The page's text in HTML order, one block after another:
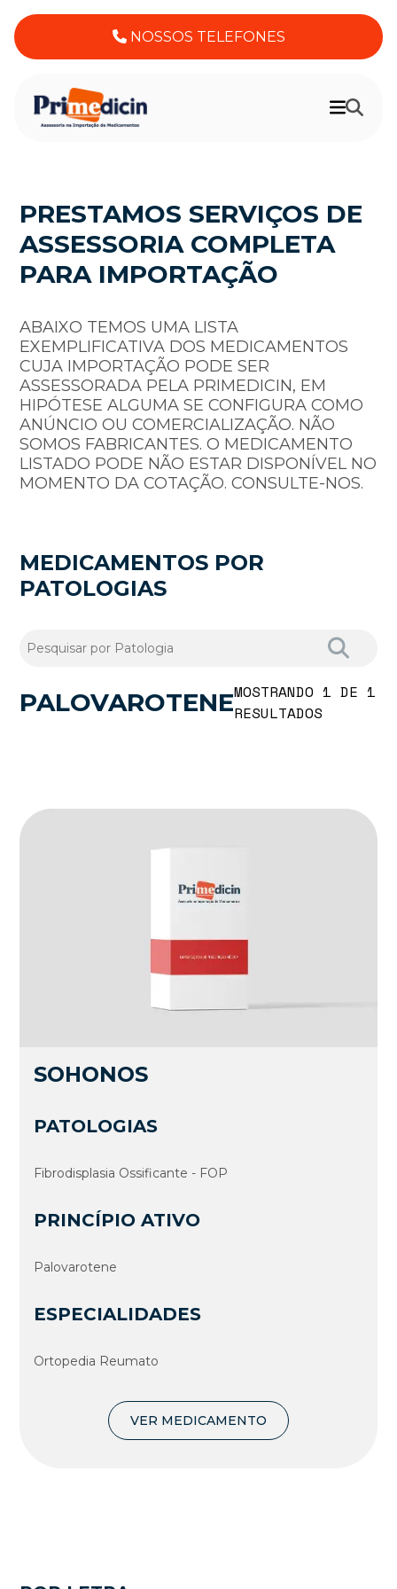
NOSSOS TELEFONES
PRESTAMOS SERVIÇOS DE
ASSESSORIA COMPLETA
PARA IMPORTAÇÃO
ABAIXO TEMOS UMA LISTA
EXEMPLIFICATIVA DOS MEDICAMENTOS
CUJA IMPORTAÇÃO PODE SER
ASSESSORADA PELA PRIMEDICIN, EM
HIPÓTESE ALGUMA SE CONFIGURA COMO
ANÚNCIO OU COMERCIALIZAÇÃO. NÃO
SOMOS FABRICANTES. O MEDICAMENTO
LISTADO PODE NÃO ESTAR DISPONÍVEL NO
MOMENTO DA COTAÇÃO. CONSULTE-NOS.
MEDICAMENTOS POR
PATOLOGIAS
PALOVAROTENEMOSTRANDO 1 DE 1
RESULTADOS
SOHONOS
PATOLOGIAS
Fibrodisplasia Ossificante - FOP
PRINCÍPIO ATIVO
Palovarotene
ESPECIALIDADES
Ortopedia Reumato
VER MEDICAMENTO